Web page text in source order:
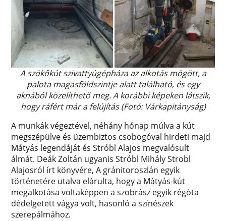
A szökőkút szivattyúgépháza az alkotás mögött, a
palota magasföldszintje alatt található, és egy
aknából közelíthető meg. A korábbi képeken látszik,
hogy ráfért már a felújítás (Fotó: Várkapitányság)
A munkák végeztével, néhány hónap múlva a kút
megszépülve és üzembiztos csobogóval hirdeti majd
Mátyás legendáját és Stróbl Alajos megvalósult
álmát. Deák Zoltán ugyanis Stróbl Mihály Strobl
Alajosról írt könyvére, A gránitoroszlán egyik
történetére utalva elárulta, hogy a Mátyás-kút
megalkotása voltaképpen a szobrász egyik régóta
dédelgetett vágya volt, hasonló a színészek
szerepálmához.